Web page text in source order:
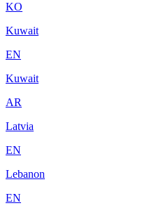
KO
Kuwait
EN
Kuwait
AR
Latvia
EN
Lebanon
EN